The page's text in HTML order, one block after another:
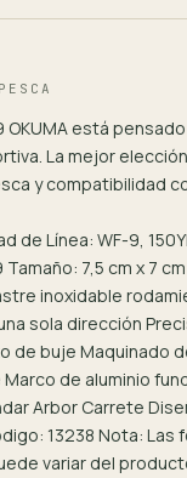
9 OKUMA está
La mejor
y compatibilidad
de Línea: WF-9,
7,5 cm x 7
inoxidable
sola dirección
de buje Maquinado
de aluminio
Arbor Carrete
13238 Nota: Las
variar del